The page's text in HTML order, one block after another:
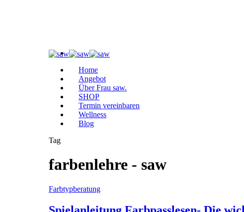
Home
Angebot
Über Frau saw.
SHOP
Termin vereinbaren
Wellness
Blog
Tag
farbenlehre - saw
Farbtypberatung